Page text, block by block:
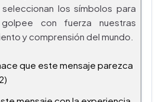
los símbolos para
con fuerza nuestras
y comprensión del mundo.
que este mensaje parezca